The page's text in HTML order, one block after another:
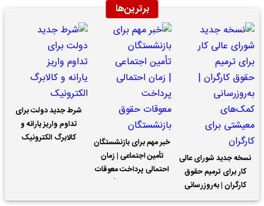
برترین‌ها
نسخه جدید شورای عالی
کار برای ترمیم حقوق
کارگران | به‌روزرسانی
کمک‌های معیشتی برای
خبر مهم برای بازنشستگان
تأمین اجتماعی | زمان
احتمالی پرداخت معوقات
شرط جدید دولت برای
تداوم واریز یارانه و
کالابرگ الکترونیک